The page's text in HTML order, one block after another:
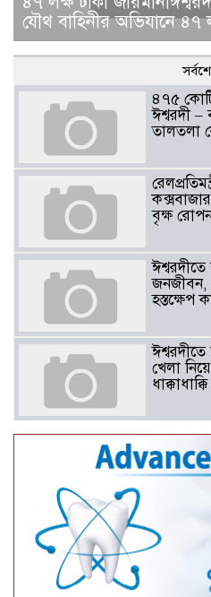
যৌথ বাহিনীর অভিযানে ৪৭
৪৭৫ কোটি
ঈশ্বরদী –
তালতলা
বৃক্ষ
জনজীবন,
হস্তক্ষেপ
খেলা
ধাক্কাধাক্কি
গাছ
তোলার